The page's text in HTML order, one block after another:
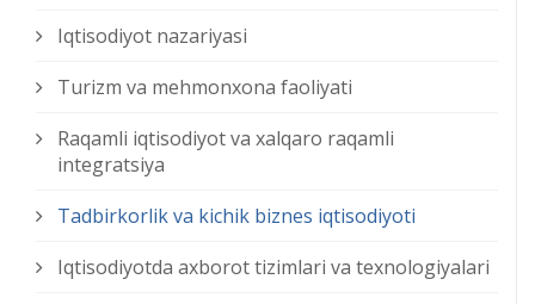
Iqtisodiyot nazariyasi
Turizm va mehmonxona faoliyati
Raqamli iqtisodiyot va xalqaro raqamli
integratsiya
Tadbirkorlik va kichik biznes iqtisodiyoti
Iqtisodiyotda axborot tizimlari va texnologiyalari